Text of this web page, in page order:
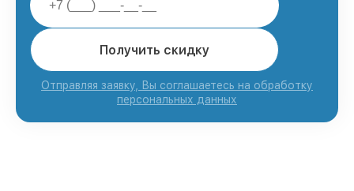
Получить скидку
Отправляя заявку, Вы соглашаетесь на обработку
персональных данных